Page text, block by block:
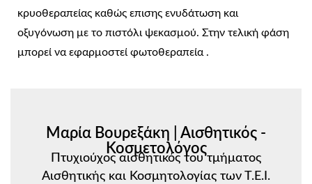
κρυοθεραπείας καθώς επισης ενυδάτωση και
οξυγόνωση με το πιστόλι ψεκασμού. Στην τελική φάση
μπορεί να εφαρμοστεί φωτοθεραπεία .
Μαρία Βουρεξάκη | Αισθητικός -
Κοσμετολόγος
Πτυχιούχος αισθητικός του τμήματος
Αισθητικής και Κοσμητολογίας των Τ.Ε.Ι.